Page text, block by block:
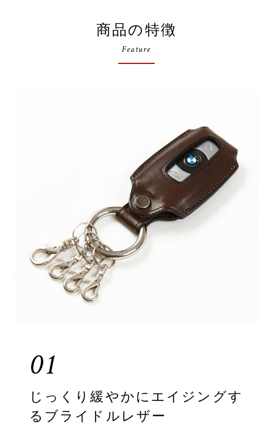
商品の特徴
Feature
01
じっくり緩やかにエイジングす
るブライドルレザー